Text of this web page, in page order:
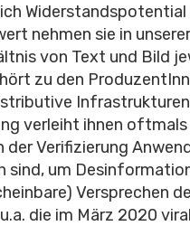
nehmen sie in
von Text und Bild
zu den
verleiht ihnen
der Verifizierung
sind, um
Versprechen
die im März 2020